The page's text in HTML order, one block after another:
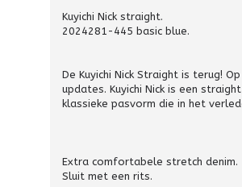
Kuyichi Nick straight.
2024281-445 basic blue.
De Kuyichi Nick Straight is terug!
updates. Kuyichi Nick is een
klassieke pasvorm die in het
Extra comfortabele stretch denim.
Sluit met een rits.